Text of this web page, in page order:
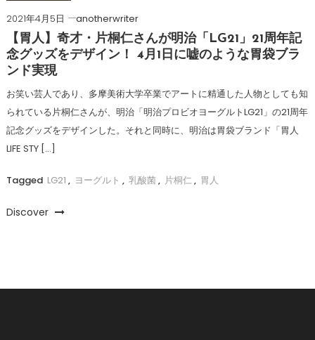
2021年4月5日
anotherwriter
【胃人】奇才・片桐仁さんが明治「LG21」21周年記
念グッズをデザイン！ 4月1日に嘘のような胃袋ブラ
ンド実現
お笑い芸人であり、多摩美術大学卒業でアートに精通した人物としても知
られている片桐仁さんが、明治「明治プロビオヨーグルトLG21」の21周年
記念グッズをデザインした。それと同時に、明治は胃袋ブランド「胃人
LIFE STY […]
Tagged LG21 , ヨーグルト , 乳酸菌, 片桐仁, 胃人
Discover